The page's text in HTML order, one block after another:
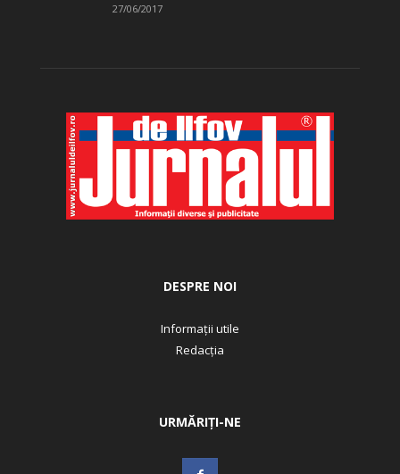
27/06/2017
DESPRE NOI
Informații utile
Redacția
URMĂRIȚI-NE